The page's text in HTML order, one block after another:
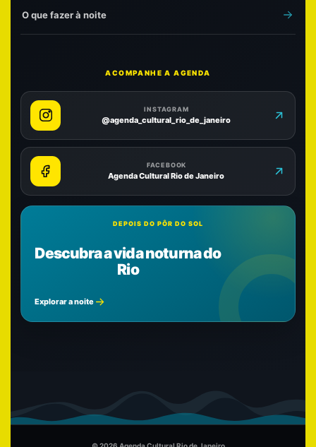
O que fazer à noite
ACOMPANHE A AGENDA
INSTAGRAM
@agenda_cultural_rio_de_janeiro
FACEBOOK
Agenda Cultural Rio de Janeiro
DEPOIS DO PÔR DO SOL
Descubra a vida noturna do
Rio
Explorar a noite
© 2026 Agenda Cultural Rio de Janeiro